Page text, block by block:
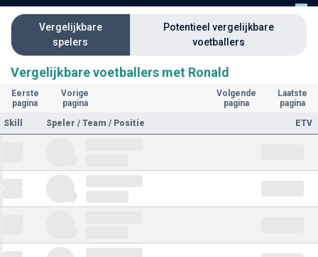
Vergelijkbare
spelers
Potentieel vergelijkbare
voetballers
Vergelijkbare voetballers met Ronald
Eerste
pagina
Vorige
pagina
Volgende
pagina
Laatste
pagina
Skill
Speler / Team / Positie ETV